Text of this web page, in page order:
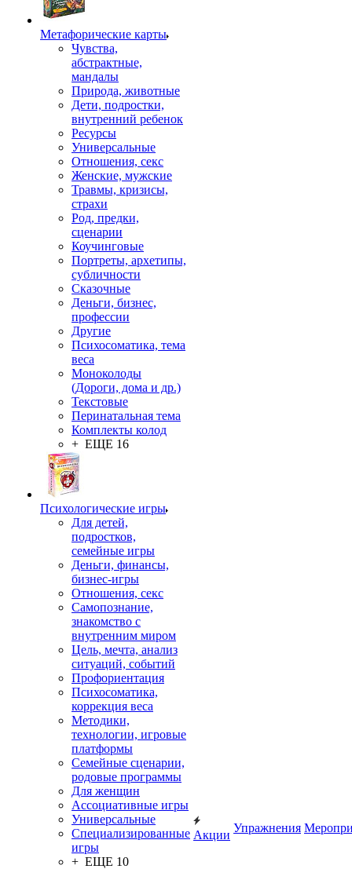
Mетафорические карты
Чувства,
абстрактные,
мандалы
Природа, животные
Дети, подростки,
внутренний ребенок
Ресурсы
Универсальные
Отношения, секс
Женские, мужские
Травмы, кризисы,
страхи
Род, предки,
сценарии
Коучинговые
Портреты, архетипы,
субличности
Сказочные
Деньги, бизнес,
профессии
Другие
Психосоматика, тема
веса
Моноколоды
(Дороги, дома и др.)
Текстовые
Перинатальная тема
Комплекты колод
+ ЕЩЕ 16
Психологические игры
Для детей,
подростков,
семейные игры
Деньги, финансы,
бизнес-игры
Отношения, секс
Самопознание,
знакомство с
внутренним миром
Цель, мечта, анализ
ситуаций, событий
Профориентация
Психосоматика,
коррекция веса
Методики,
технологии, игровые
платформы
Семейные сценарии,
родовые программы
Для женщин
Ассоциативные игры
Универсальные
Специализированные
игры
+ ЕЩЕ 10
Акции
Упражнения